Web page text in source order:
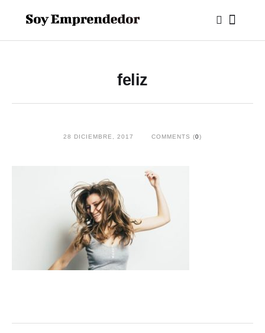
feliz
28 DICIEMBRE, 2017 COMMENTS (0)